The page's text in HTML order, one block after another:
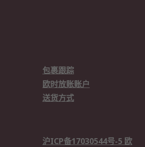
包裹跟踪
欧时放账账户
送货方式
沪ICP备17030544号-5 欧